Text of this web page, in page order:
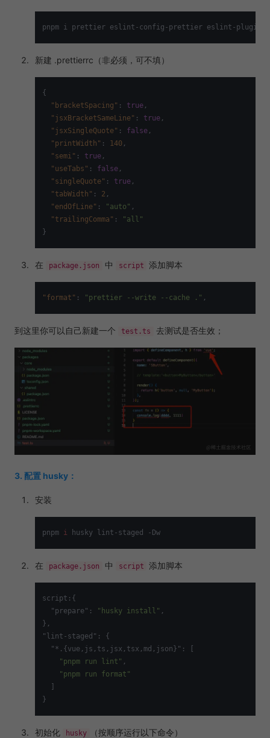
新建 .prettierrc（非必须，可不填）
{
"bracketSpacing" : true ,
"jsxBracketSameLine" : true ,
"jsxSingleQuote" : false ,
"printWidth" : 140 ,
"semi" : true ,
"useTabs" : false ,
"singleQuote" : true ,
"tabWidth" : 2 ,
"endOfLine" : "auto" ,
"trailingComma" :
"all"
}
在 package.json 中 script 添加脚本
"format" : "prettier --write --cache ." ,
到这里你可以自己新建一个 test.ts 去测试是否生效；
3. 配置 husky：
安装
pnpm i
在 package.json 中 script 添加脚本
script:{
  "prepare":
"husky install" ,
},
"lint-staged": {
  "*.{vue,js,ts,jsx,tsx,md,json}": [
"pnpm run lint" ,
"pnpm run format"
  ]
初始化 husky （按顺序运行以下命令）